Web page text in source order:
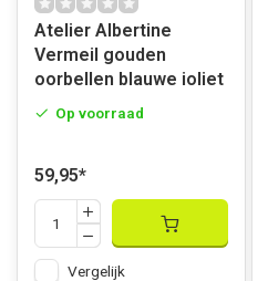
Atelier Albertine
Vermeil gouden
oorbellen blauwe ioliet
Op voorraad
59,95*
Vergelijk